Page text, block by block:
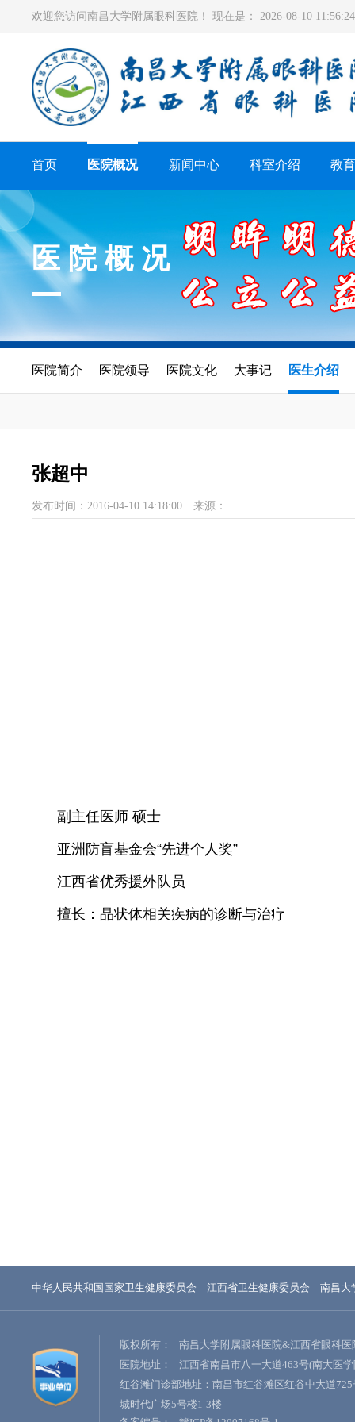
欢迎您访问南昌大学附属眼科医院！ 现在是： 2026-08-10
首页 医院概况 新闻中心 科室介绍 教
医院概况
医院简介 医院领导 医院文化 大事记 医生介绍
张超中
发布时间：2016-04-10 14:18:00 来源：
副主任医师 硕士
亚洲防盲基金会“先进个人奖”
江西省优秀援外队员
擅长：晶状体相关疾病的诊断与治疗
中华人民共和国国家卫生健康委员会 江西省卫生健康委员会 南昌大
版权所有：
南昌大学附属眼科医院&江西省眼科医
医院地址：
江西省南昌市八一大道463号(南大医
红谷滩门诊部地址：南昌市红谷滩区红谷中大道725
城时代广场5号楼1-3楼